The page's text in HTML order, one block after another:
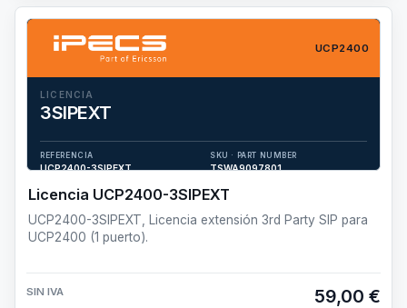
UCP2400
LICENCIA
3SIPEXT
UCP2400 (1 puerto).
REFERENCIA
UCP2400-3SIPEXT
SKU · PART NUMBER
TSWA9097801
Licencia UCP2400-3SIPEXT
UCP2400-3SIPEXT, Licencia extensión 3rd Party SIP para
UCP2400 (1 puerto).
SIN IVA 59,00 €